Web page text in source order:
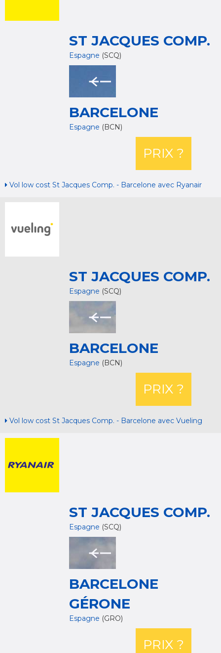
ST JACQUES COMP.
Espagne (SCQ)
BARCELONE
Espagne (BCN)
PRIX ?
Vol low cost St Jacques Comp. - Barcelone avec Ryanair
ST JACQUES COMP.
Espagne (SCQ)
BARCELONE
Espagne (BCN)
PRIX ?
Vol low cost St Jacques Comp. - Barcelone avec Vueling
ST JACQUES COMP.
Espagne (SCQ)
BARCELONE
GÉRONE
Espagne (GRO)
PRIX ?